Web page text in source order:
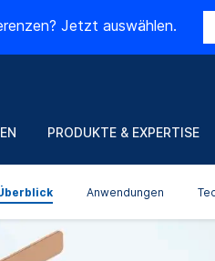
Jetzt auswählen.
PRODUKTE & EXPERTISE
Anwendungen